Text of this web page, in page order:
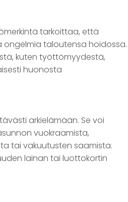
tarkoittaa, että
ongelmia taloutensa hoidossa.
kuten työttömyydestä,
huonosta
arkielämään. Se voi
vuokraamista,
tai vakuutusten saamista.
lainan tai luottokortin